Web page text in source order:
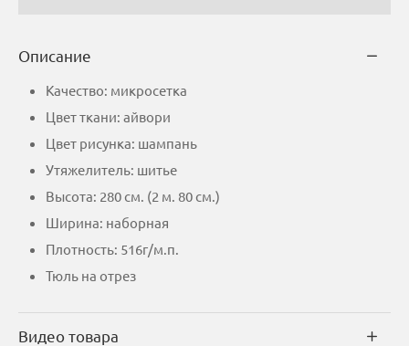
Описание
Качество: микросетка
Цвет ткани: айвори
Цвет рисунка: шампань
Утяжелитель: шитье
Высота: 280 см. (2 м. 80 см.)
Ширина: наборная
Плотность: 516г/м.п.
Тюль на отрез
Видео товара